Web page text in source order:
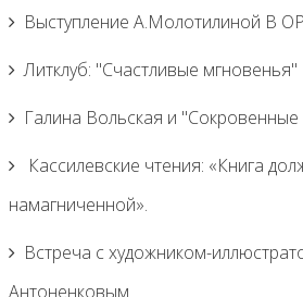
Выступление А.Молотилиной В
Литклуб: "Счастливые мгновенья"
Галина Вольская и
Кассилевские чтения: «Книга
намагниченной».
Встреча с художником-
Антоненковым